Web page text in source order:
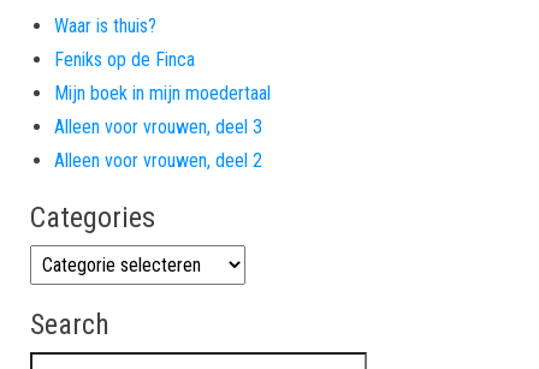
Waar is thuis?
Feniks op de Finca
Mijn boek in mijn moedertaal
Alleen voor vrouwen, deel 3
Alleen voor vrouwen, deel 2
Categories
Categories
Search